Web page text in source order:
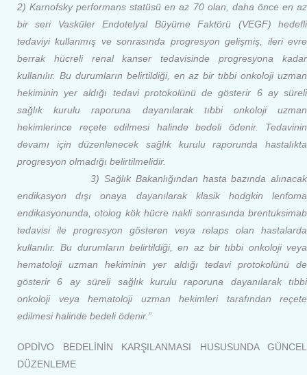
2) Karnofsky performans statüsü en az 70 olan,
daha önce en az
bir seri Vasküler Endotelyal Büyüme Faktörü (VEGF) hedefli
tedaviyi kullanmış ve sonrasında progresyon gelişmiş, ileri evre
berrak hücreli renal kanser tedavisinde progresyona kadar
kullanılır. Bu durumların belirtildiği, en az bir tıbbi onkoloji uzman
hekiminin yer aldığı tedavi protokolünü de gösterir 6 ay süreli
sağlık kurulu raporuna dayanılarak tıbbi onkoloji uzman
hekimlerince reçete edilmesi halinde bedeli ödenir. Tedavinin
devamı için düzenlenecek sağlık kurulu raporunda hastalıkta
progresyon olmadığı belirtilmelidir.
3) Sağlık Bakanlığından hasta bazında alınacak
endikasyon dışı onaya dayanılarak klasik hodgkin lenfoma
endikasyonunda, otolog kök hücre nakli sonrasında brentuksimab
tedavisi ile progresyon gösteren veya relaps olan hastalarda
kullanılır. Bu durumların belirtildiği, en az bir tıbbi onkoloji veya
hematoloji uzman hekiminin yer aldığı tedavi protokolünü de
gösterir 6 ay süreli sağlık kurulu raporuna dayanılarak tıbbi
onkoloji veya hematoloji uzman hekimleri tarafından reçete
edilmesi halinde bedeli ödenir.”
OPDİVO BEDELİNİN KARŞILANMASI HUSUSUNDA GÜNCEL
DÜZENLEME